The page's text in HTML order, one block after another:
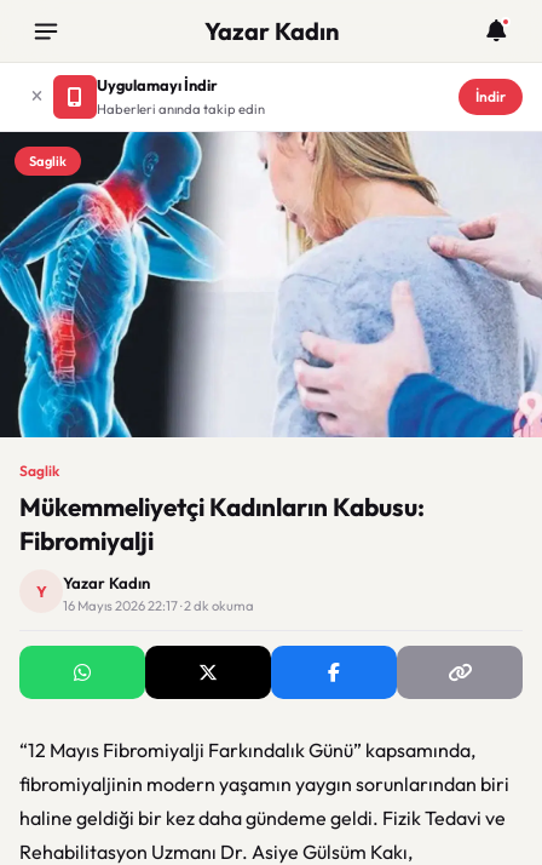
Yazar Kadın
Uygulamayı İndir
Haberleri anında takip edin
İndir
Saglik
Saglik
Mükemmeliyetçi Kadınların Kabusu:
Fibromiyalji
Y Yazar Kadın
16 Mayıs 2026 22:17 · 2 dk okuma
“12 Mayıs Fibromiyalji Farkındalık Günü” kapsamında,
fibromiyaljinin modern yaşamın yaygın sorunlarından biri
haline geldiği bir kez daha gündeme geldi. Fizik Tedavi ve
Rehabilitasyon Uzmanı Dr. Asiye Gülsüm Kakı,